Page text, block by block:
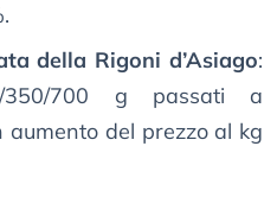
della Rigoni d’Asiago:
700 g passati a
del prezzo al kg